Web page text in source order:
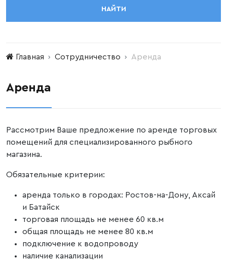
НАЙТИ
Главная Сотрудничество Аренда
Аренда
Рассмотрим Ваше предложение по аренде торговых
помещений для специализированного рыбного
магазина.
Обязательные критерии:
аренда только в городах: Ростов-на-Дону, Аксай
и Батайск
торговая площадь не менее 60 кв.м
общая площадь не менее 80 кв.м
подключение к водопроводу
наличие канализации